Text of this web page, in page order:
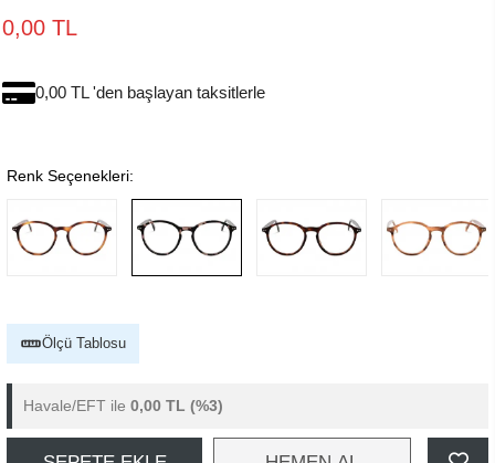
0,00 TL
0,00 TL 'den başlayan taksitlerle
Renk Seçenekleri:
Ölçü Tablosu
Havale/EFT ile 0,00 TL (%3)